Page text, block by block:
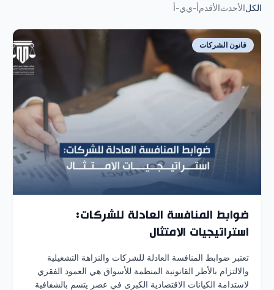
الكلالأحدثالأقدمأ-يي-أ
قانون الشركات
ضوابط المنافسة العادلة للشركات:
استراتيجيات الامتثال
تعتبر ضوابط المنافسة العادلة للشركات والنزاهة التشغيلية
والالتزام بالأطر القانونية المنظمة للأسواق هي العمود الفقري
لاستدامة الكيانات الاقتصادية الكبرى في عصر يتسم بالشفافية